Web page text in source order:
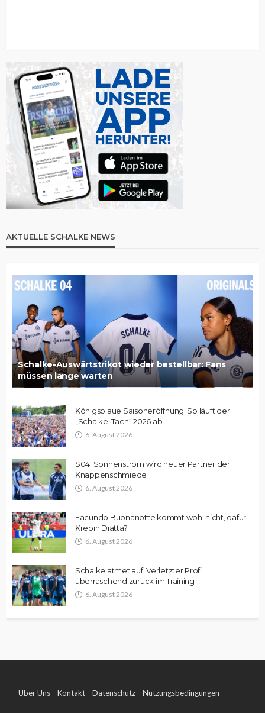
AKTUELLE SCHALKE NEWS
Schalke-Auswärtstrikot wieder bestellbar: Fans
müssen lange warten
Königsblaue Saisoneröffnung: So läuft der
„Schalke-Tach“ 2026 ab
6. August 2026
S04: Sonnenstrom wird neuer Partner der
Knappenschmiede
6. August 2026
Facundo Buonanotte kommt wohl nicht, dafür
Krepin Diatta?
6. August 2026
Schalke atmet auf: Verletzter Profi
überraschend zurück im Training
6. August 2026
Über Uns Kontakt Datenschutz Nutzungsbedingungen